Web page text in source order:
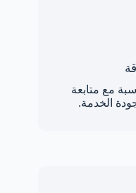
مع متابعة
الخدمة.